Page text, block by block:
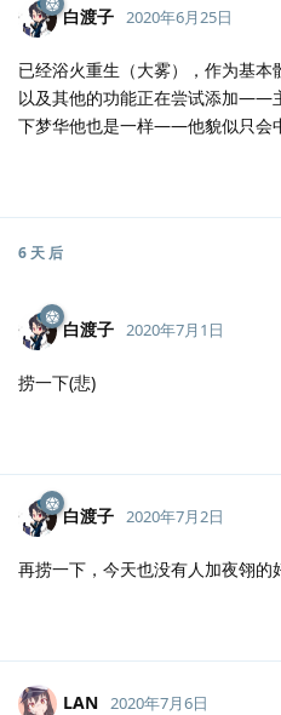
白渡子 2020年6月25日
已经浴火重生（大雾），作为基
以及其他的功能正在尝试添加——
下梦华他也是一样——他貌似只会
6 天 后
白渡子 2020年7月1日
捞一下(悲)
白渡子 2020年7月2日
再捞一下，今天也没有人加夜翎的
LAN 2020年7月6日